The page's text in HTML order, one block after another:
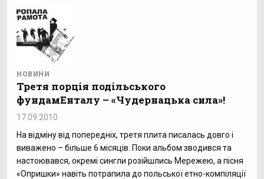
НОВИНИ
Третя порція подільського
фундамЕнталу – «Чудернацька сила»!
17.09.2010
На відміну від попередніх, третя плита писалась довго і
виважено – більше 6 місяців. Поки альбом зводився та
настоювався, окремі сингли розійшлись Мережею, а пісня
«Опришки» навіть потрапила до польської етно-компіляції